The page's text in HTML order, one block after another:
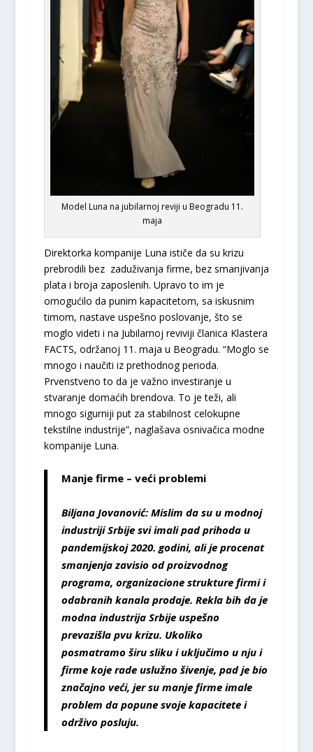
Model Luna na jubilarnoj reviji u Beogradu 11.
maja
Direktorka kompanije Luna ističe da su krizu
prebrodili bez zaduživanja firme, bez smanjivanja
plata i broja zaposlenih. Upravo to im je
omogućilo da punim kapacitetom, sa iskusnim
timom, nastave uspešno poslovanje, što se
moglo videti i na Jubilarnoj reviviji članica Klastera
FACTS, održanoj 11. maja u Beogradu. “Moglo se
mnogo i naučiti iz prethodnog perioda.
Prvenstveno to da je važno investiranje u
stvaranje domaćih brendova. To je teži, ali
mnogo sigurniji put za stabilnost celokupne
tekstilne industrije”, naglašava osnivačica modne
kompanije Luna.
Manje firme – veći problemi
Biljana Jovanović: Mislim da su u modnoj
industriji Srbije svi imali pad prihoda u
pandemijskoj 2020. godini, ali je procenat
smanjenja zavisio od proizvodnog
programa, organizacione strukture firmi i
odabranih kanala prodaje. Rekla bih da je
modna industrija Srbije uspešno
prevazišla pvu krizu. Ukoliko
posmatramo širu sliku i uključimo u nju i
firme koje rade uslužno šivenje, pad je bio
značajno veći, jer su manje firme imale
problem da popune svoje kapacitete i
održivo posluju.